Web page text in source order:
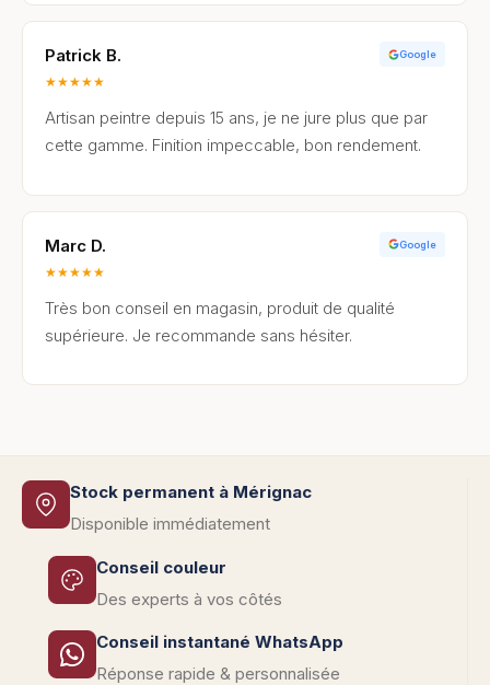
Patrick B.
★★★★★
Google
Artisan peintre depuis 15 ans, je ne jure plus que par
cette gamme. Finition impeccable, bon rendement.
Marc D.
★★★★★
Google
Très bon conseil en magasin, produit de qualité
supérieure. Je recommande sans hésiter.
Stock permanent à Mérignac
Disponible immédiatement
Conseil couleur
Des experts à vos côtés
Conseil instantané WhatsApp
Réponse rapide & personnalisée